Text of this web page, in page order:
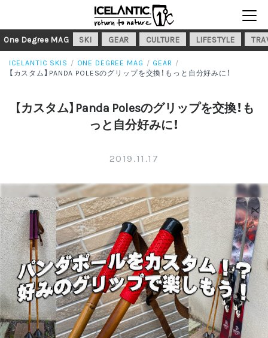
One Degree MAG SKI GEAR CULTURE LIFESTYLE
ICELANTIC SKIS ONE DEGREE MAG
GEAR
【カスタム】PANDA POLESのグリップを交換！もっと自分好みに！
【カスタム】Panda Polesのグリップを交換！も
っと自分好みに！
2019.11.17